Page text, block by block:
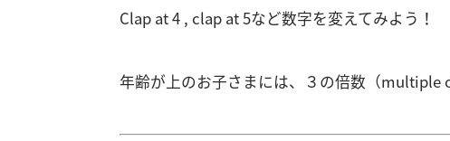
Clap at 4 , clap at 5など数字を変えてみよう！
年齢が上のお子さまには、３の倍数（multiple